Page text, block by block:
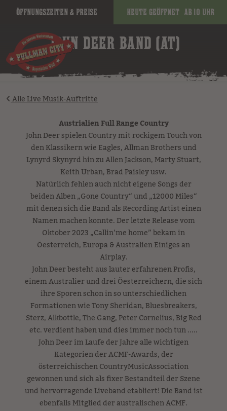
Öffnungszeiten & Preise Heute geöffnet ab 10 Uhr
image
JOHN DEER BAND (AT)
Alle Live Musik-Auftritte
Austrialien Full Range Country
John Deer spielen Country mit rockigem Touch von
den Klassikern wie Eagles, Allman Brothers und
Lynyrd Skynyrd hin zu Allen Jackson, Marty Stuart,
Keith Urban, Brad Paisley usw.
Natürlich fehlen auch nicht eigene Songs der
beiden Alben „Gone Country“ und „12000 Miles“
mit denen sich die Band als Recording Artist einen
Namen machen konnte. Der letzte Release vom
Oktober 2023 „Callin’me home” bekam in
Öesterreich, Europa & Australien Einiges an
Airplay.
John Deer besteht aus lauter erfahrenen Profis,
einem Australier und drei Öesterreichern, die sich
ihre Sporen schon in so unterschiedlichen
Formationen wie Tony Sheridan, Bluesbreakers,
Sterz, Alkbottle, The Gang, Peter Cornelius, Big Red
etc. verdient haben und dies immer noch tun .....
John Deer im Laufe der Jahre alle wichtigen
Kategorien der ACMF-Awards, der
österreichischen CountryMusicAssociation
gewonnen und sich als fixer Bestandteil der Szene
und hervorragende Liveband etabliert! Die Band ist
ebenfalls Mitglied der australischen ACMF.